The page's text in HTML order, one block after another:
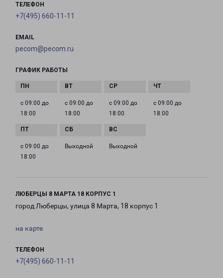
ТЕЛЕФОН
+7(495) 660-11-11
EMAIL
pecom@pecom.ru
ГРАФИК РАБОТЫ
с 09:00 до
18:00
с 09:00 до
18:00
с 09:00 до
18:00
с 09:00 до
18:00
с 09:00 до
18:00
Выходной Выходной
ЛЮБЕРЦЫ 8 МАРТА 18 КОРПУС 1
город Люберцы, улица 8 Марта, 18 корпус 1
на карте
ТЕЛЕФОН
+7(495) 660-11-11